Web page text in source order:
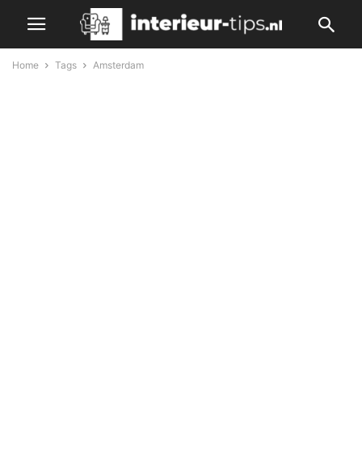
Home Tags Amsterdam